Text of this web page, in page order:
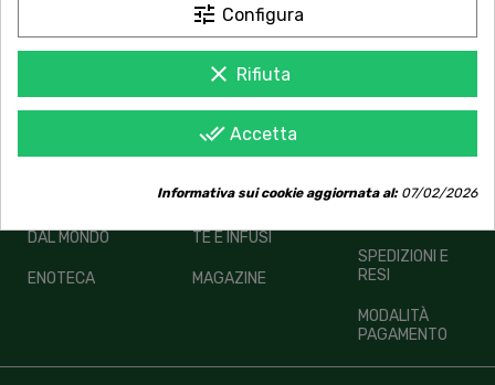
DAL MONDO
ENOTECA
OGGETTISTICA
TE E INFUSI
MAGAZINE
TERMINI E
SPEDIZIONI E
RESI
MODALITÀ
PAGAMENTO
tune Configura
clear Rifiuta
done_all Accetta
Informativa sui cookie aggiornata al:07/02/2026